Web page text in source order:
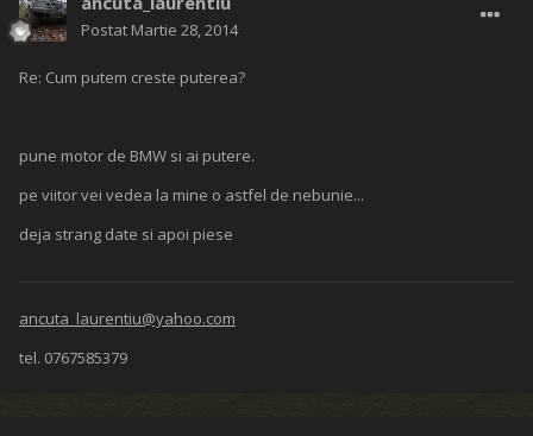
Postat Martie 28, 2014
Re: Cum putem creste puterea?
pune motor de BMW si ai putere.
pe viitor vei vedea la mine o astfel de nebunie...
deja strang date si apoi piese
ancuta_laurentiu@yahoo.com
tel. 0767585379